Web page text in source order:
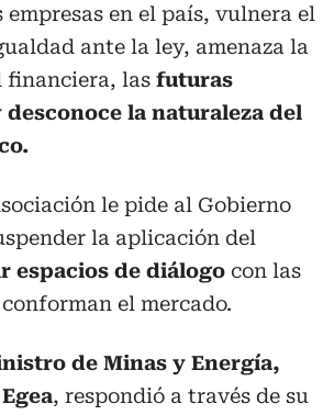
en el país, vulnera el
ante la ley, amenaza la
las futuras
la naturaleza del
le pide al Gobierno
la aplicación del
espacios de diálogo con las
el mercado.
de Minas y Energía,
, respondió a través de su